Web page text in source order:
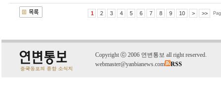
1 2 3 4 5 6 7 8 9 10 > >>
Copyright ⓒ 2006 연변통보 all right reserved.
webmaster@yanbianews.com
RSS